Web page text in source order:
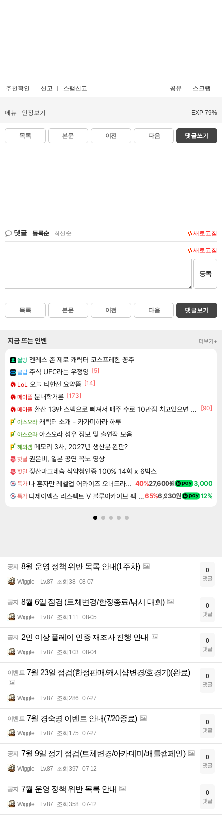
추천확인 신고 스팸신고 공유 스크랩
메뉴 인장보기 EXP 79%
목록 본문 이전 다음 댓글쓰기
댓글 등록순 최신순 새로고침
새로고침
등록
목록 본문 이전 다음 댓글보기
지금 뜨는 인벤 더보기+
짤방 젠레스 존 제로 캐릭터 코스프레한 꽁주
클립 주식 UFC라는 우정잉 [5]
LoL 오늘 티한전 요약뜸 [14]
메이플 분내학개론 [173]
메이플 환산 13만 스펙으로 삐져서 매주 수로 10만점 치고있으면 ㅋㅋ
[90]
아스오라 캐릭터 소개 - 카가미하라 하루
아스오라 아스오라 성우 정보 및 출연작 모음
해외겜 메모리 3사, 2027년 생산분 완판?
핫딜 권은비, 일본 공연 꼭노 영상
핫딜 젖산마그네슘 식약청인증 100% 14회 x 6박스
특가 나 혼자만 레벨업 어라이즈 오버드라이브 Solo Leveling Arise 40%27,600원 3,000
특가 디제이맥스 리스펙트 V 블루아카이브 팩 DJMAX RESPECT V Blue Archive Pack DLC65%6,930원 12%
공지 8월 운영 정책 위반 목록 안내(1주차)
Wiggle Lv.87 조회 38 08-07
0
댓글
공지 8월 6일 점검 (트체변경/한정종료/낚시 대회)
Wiggle Lv.87 조회 111 08-05
0
댓글
공지 2인 이상 플레이 인증 재조사 진행 안내
Wiggle Lv.87 조회 103 08-04
0
댓글
이벤트 7월 23일 점검(한정판매/캐시샵변경/호경기)(완료)
Wiggle Lv.87 조회 286 07-27
0
댓글
이벤트 7월 경숙명 이벤트 안내(7/20종료)
Wiggle Lv.87 조회 175 07-27
0
댓글
공지 7월 9일 정기 점검(트체변경/아카데미/배틀캠페인)
Wiggle Lv.87 조회 397 07-12
0
댓글
공지 7월 운영 정책 위반 목록 안내
Wiggle Lv.87 조회 358 07-12
0
댓글